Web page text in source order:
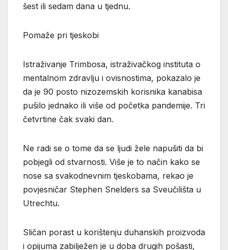
šest ili sedam dana u tjednu.
Pomaže pri tjeskobi
Istraživanje Trimbosa, istraživačkog instituta o
mentalnom zdravlju i ovisnostima, pokazalo je
da je 90 posto nizozemskih korisnika kanabisa
pušilo jednako ili više od početka pandemije. Tri
četvrtine čak svaki dan.
Ne radi se o tome da se ljudi žele napušiti da bi
pobjegli od stvarnosti. Više je to način kako se
nose sa svakodnevnim tjeskobama, rekao je
povjesničar Stephen Snelders sa Sveučilišta u
Utrechtu.
Sličan porast u korištenju duhanskih proizvoda
i opijuma zabilježen je u doba drugih pošasti,